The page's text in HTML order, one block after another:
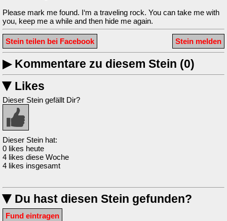
Please mark me found. I‘m a traveling rock. You can take me with
you, keep me a while and then hide me again.
Stein melden
Stein teilen bei Facebook
▶Kommentare zu diesem Stein (0)
▶ Likes
Dieser Stein gefällt Dir?
Dieser Stein hat:
0 likes heute
4 likes diese Woche
4 likes insgesamt
▶ Du hast diesen Stein gefunden?
Fund eintragen